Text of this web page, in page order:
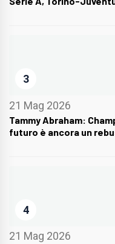
3
21 Mag 2026
Tammy Abraham:
futuro è ancora un
4
21 Mag 2026